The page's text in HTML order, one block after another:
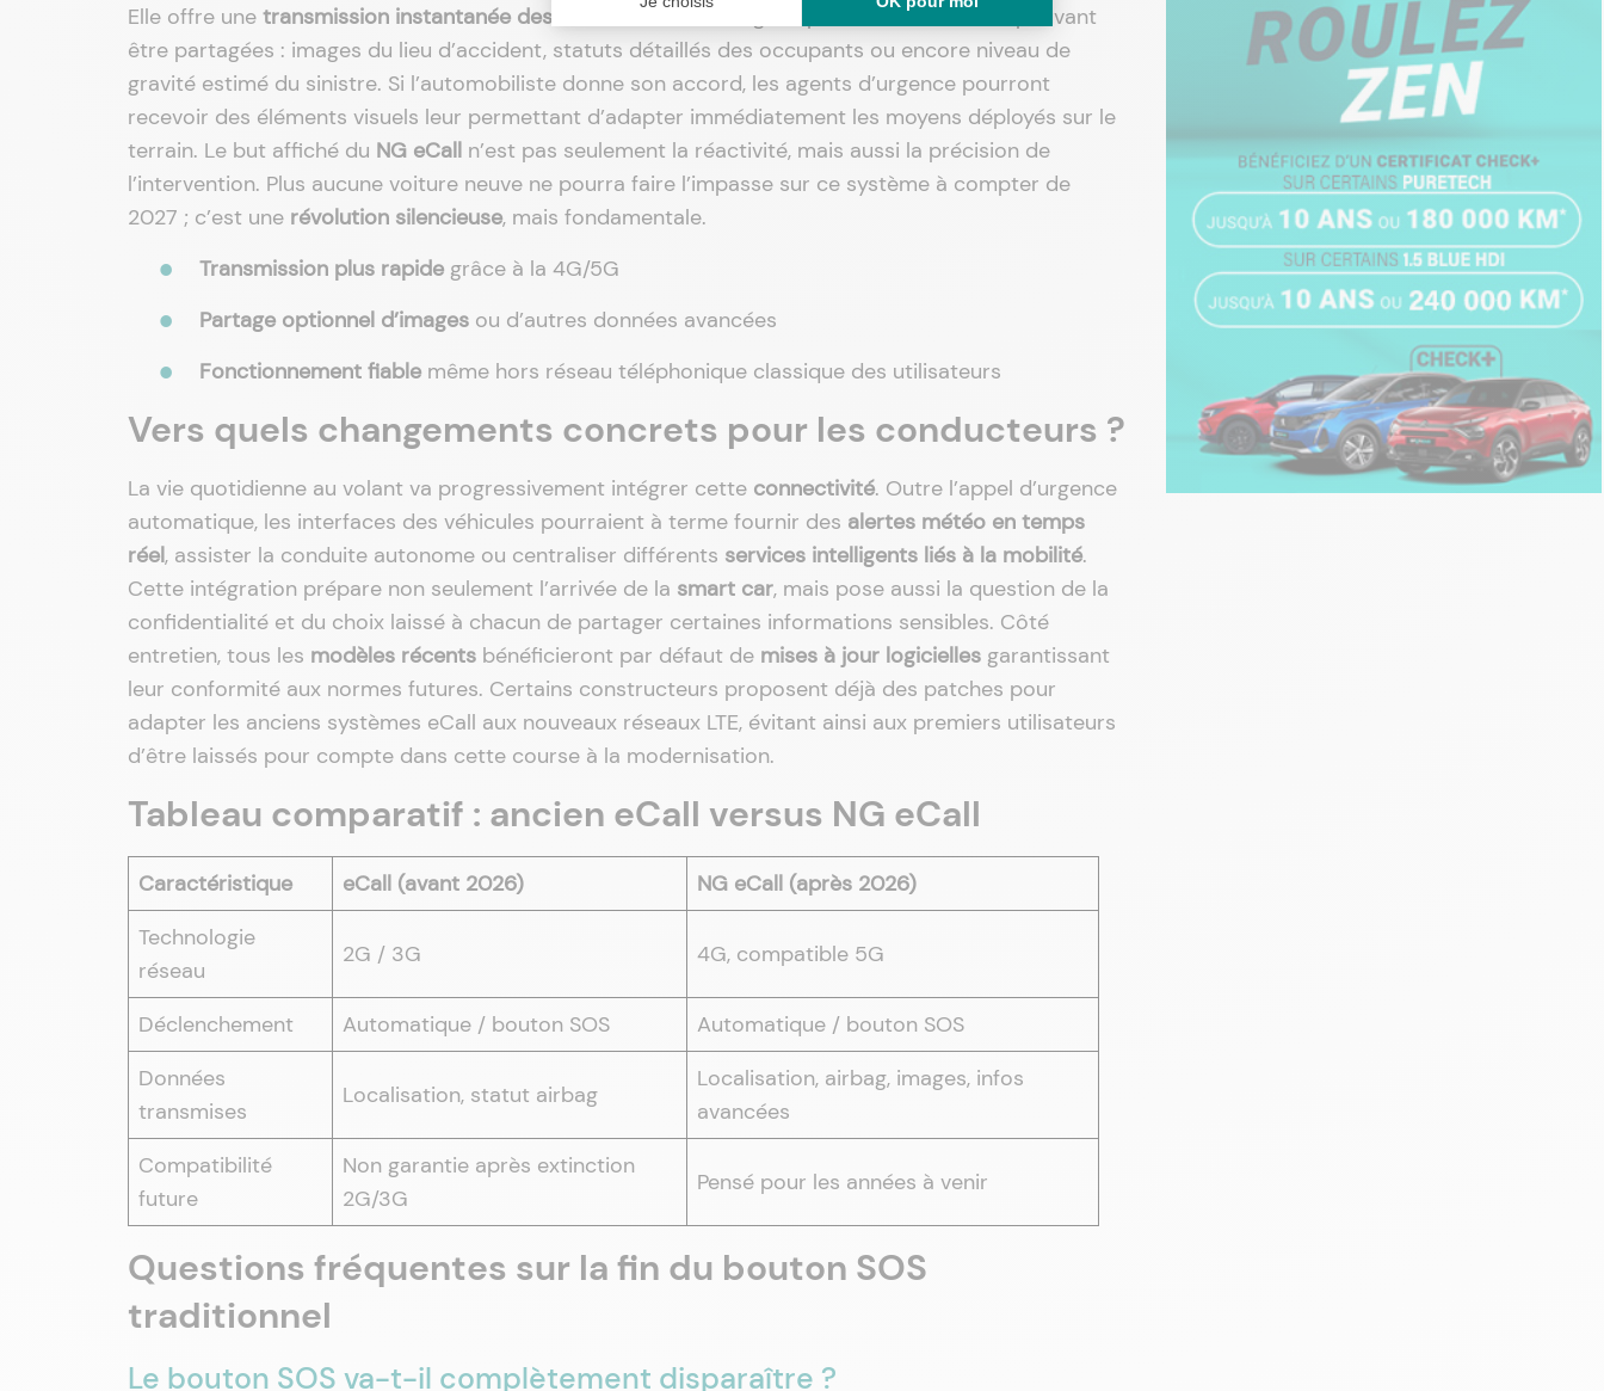
Elle offre une transmission instantanée des informationset élargit la palette des données pouvant
être partagées : images du lieu d’accident, statuts détaillés des occupants ou encore niveau de
gravité estimé du sinistre. Si l’automobiliste donne son accord, les agents d’urgence pourront
recevoir des éléments visuels leur permettant d’adapter immédiatement les moyens déployés sur le
terrain. Le but affiché du NG eCall n’est pas seulement la réactivité, mais aussi la précision de
l’intervention. Plus aucune voiture neuve ne pourra faire l’impasse sur ce système à compter de
2027 ; c’est une révolution silencieuse, mais fondamentale.
Transmission plus rapide grâce à la 4G/5G
Partage optionnel d’images ou d’autres données avancées
Fonctionnement fiable même hors réseau téléphonique classique des utilisateurs
Vers quels changements concrets pour les conducteurs ?
La vie quotidienne au volant va progressivement intégrer cette connectivité. Outre l’appel d’urgence
automatique, les interfaces des véhicules pourraient à terme fournir des alertes météo en temps
réel, assister la conduite autonome ou centraliser différents services intelligents liés à la mobilité.
Cette intégration prépare non seulement l’arrivée de la smart car, mais pose aussi la question de la
confidentialité et du choix laissé à chacun de partager certaines informations sensibles. Côté
entretien, tous les modèles récents bénéficieront par défaut de mises à jour logicielles garantissant
leur conformité aux normes futures. Certains constructeurs proposent déjà des patches pour
adapter les anciens systèmes eCall aux nouveaux réseaux LTE, évitant ainsi aux premiers utilisateurs
d’être laissés pour compte dans cette course à la modernisation.
Tableau comparatif : ancien eCall versus NG eCall
Caractéristique eCall (avant 2026)
NG eCall (après 2026)
Technologie
réseau
2G / 3G 4G, compatible 5G
Déclenchement Automatique / bouton SOS
Automatique / bouton SOS
Données
transmises
Localisation, statut airbag
Localisation, airbag, images, infos
avancées
Compatibilité
future
Non garantie après extinction
2G/3G
Pensé pour les années à venir
Questions fréquentes sur la fin du bouton SOS
traditionnel
Le bouton SOS va-t-il complètement disparaître ?